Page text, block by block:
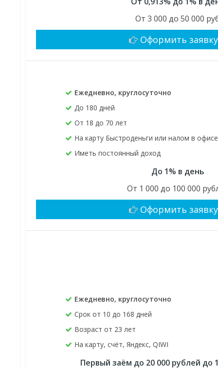
От 3 000 до 50 000
Оформить заявку
Ежедневно, круглосуточно
До 180 дней
От 18 до 70 лет
На карту Быстроденьги или налом в офисе
Иметь постоянный доход
До 1% в день
От 1 000 до 100 000
Оформить заявку
Ежедневно, круглосуточно
Срок от 10 до 168 дней
Возраст от 23 лет
На карту, счёт, Яндекс, QIWI
Первый заём до 20 000 рублей до